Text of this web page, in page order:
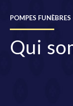
POMPES
Qui